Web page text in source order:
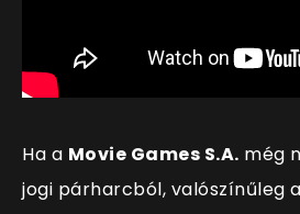
Ha a Movie Games S.A. még
jogi párharcból, valószínűleg